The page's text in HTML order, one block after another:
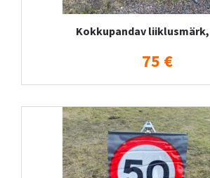
Kokkupandav liiklusmärk,
75 €